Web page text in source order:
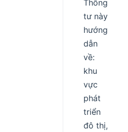
Thông
tư này
hướng
dẫn
về:
khu
vực
phát
triển
đô thị,